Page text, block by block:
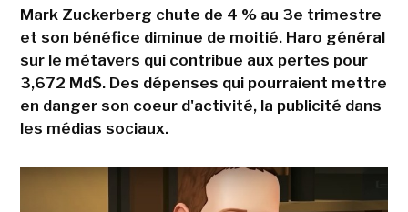
Mark Zuckerberg chute de 4 % au 3e trimestre
et son bénéfice diminue de moitié. Haro général
sur le métavers qui contribue aux pertes pour
3,672 Md$. Des dépenses qui pourraient mettre
en danger son coeur d'activité, la publicité dans
les médias sociaux.